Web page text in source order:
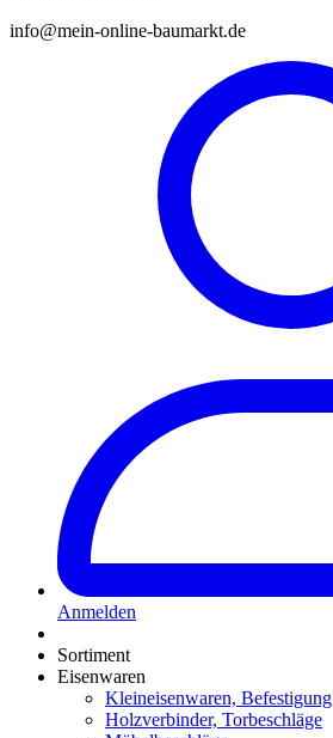
info@mein-online-baumarkt.de
Anmelden
Sortiment
Eisenwaren
Kleineisenwaren, Befestigung
Holzverbinder, Torbeschläge